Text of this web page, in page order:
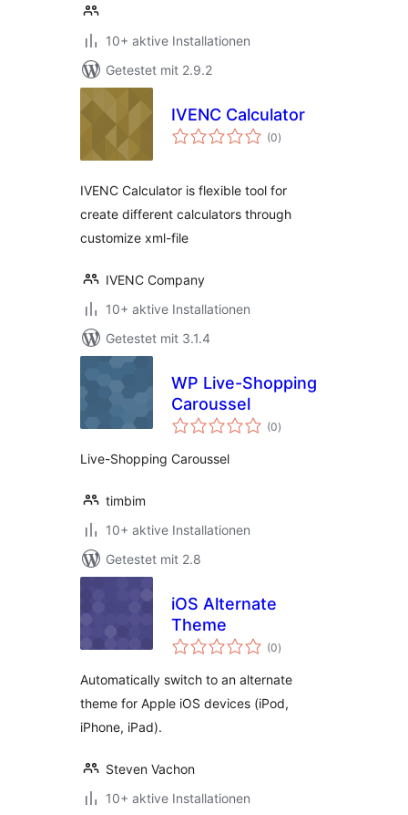
10+ aktive Installationen
Getestet mit 2.9.2
IVENC Calculator
(0Bewertungen
gesamt
)
IVENC Calculator is flexible tool for
create different calculators through
customize xml-file
IVENC Company
10+ aktive Installationen
Getestet mit 3.1.4
WP Live-Shopping
Caroussel
(0Bewertungen
gesamt
)
Live-Shopping Caroussel
timbim
10+ aktive Installationen
Getestet mit 2.8
iOS Alternate
Theme
(0Bewertungen
gesamt
)
Automatically switch to an alternate
theme for Apple iOS devices (iPod,
iPhone, iPad).
Steven Vachon
10+ aktive Installationen